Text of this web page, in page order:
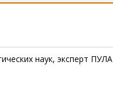
наук, эксперт